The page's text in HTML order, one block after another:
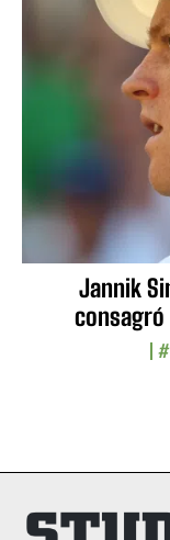
Jannik
consagró